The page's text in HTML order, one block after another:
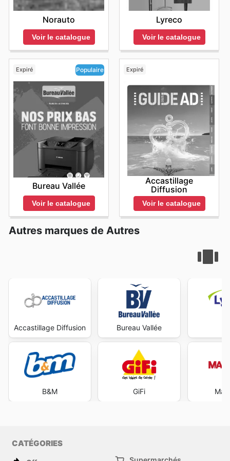
Norauto
Voir le catalogue
Lyreco
Voir le catalogue
Expiré Populaire
Bureau Vallée
Voir le catalogue
Expiré
Accastillage
Diffusion
Voir le catalogue
Autres marques de Autres
Accastillage Diffusion
B&M
Bureau Vallée
GiFi
CATÉGORIES